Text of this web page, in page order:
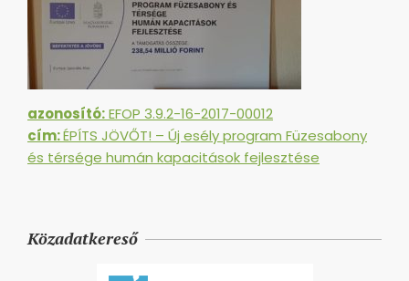
azonosító:EFOP 3.9.2-16-2017-00012
cím:ÉPÍTS JÖVŐT! – Új esély program Füzesabony
és térsége humán kapacitások fejlesztése
Közadatkereső